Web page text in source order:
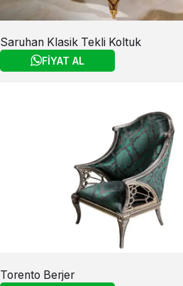
Saruhan Klasik Tekli Koltuk
FİYAT AL
Torento Berjer